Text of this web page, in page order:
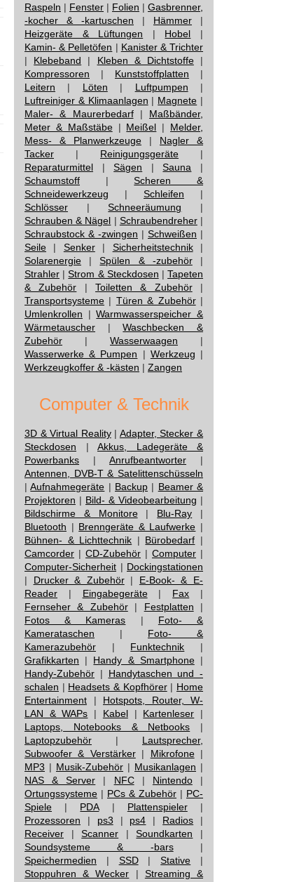
Raspeln | Fenster | Folien | Gasbrenner,
-kocher & -kartuschen | Hämmer |
Heizgeräte & Lüftungen | Hobel |
Kamin- & Pelletöfen | Kanister & Trichter
| Klebeband | Kleben & Dichtstoffe|
Kompressoren | Kunststoffplatten |
Leitern | Löten | Luftpumpen |
Luftreiniger & Klimaanlagen | Magnete |
Maler- & Maurerbedarf| Maßbänder,
Meter & Maßstäbe| Meißel | Melder,
Mess- & Planwerkzeuge | Nagler &
Tacker | Reinigungsgeräte |
Reparaturmittel |Sägen |Sauna |
Schaumstoff |Scheren &
Schneidewerkzeug | Schleifen |
Schlösser |Schneeräumung |
Schrauben & Nägel | Schraubendreher|
Schraubstock & -zwingen | Schweißen |
Seile | Senker| Sicherheitstechnik|
Solarenergie |Spülen & -zubehör|
Strahler |Strom & Steckdosen |Tapeten
& Zubehör |Toiletten & Zubehör|
Transportsysteme | Türen & Zubehör|
Umlenkrollen |Warmwasserspeicher &
Wärmetauscher |Waschbecken &
Zubehör | Wasserwaagen |
Wasserwerke & Pumpen | Werkzeug |
Werkzeugkoffer & -kästen | Zangen
Computer & Technik
3D & Virtual Reality| Adapter, Stecker &
Steckdosen | Akkus, Ladegeräte &
Powerbanks | Anrufbeantworter |
Antennen, DVB-T & Satelittenschüsseln
|Aufnahmegeräte | Backup | Beamer &
Projektoren | Bild- & Videobearbeitung |
Bildschirme & Monitore| Blu-Ray |
Bluetooth | Brenngeräte & Laufwerke |
Bühnen- & Lichttechnik | Bürobedarf |
Camcorder | CD-Zubehör | Computer |
Computer-Sicherheit | Dockingstationen
| Drucker & Zubehör| E-Book- & E-
Reader | Eingabegeräte| Fax |
Fernseher & Zubehör| Festplatten |
Fotos & Kameras | Foto- &
Kamerataschen | Foto- &
Kamerazubehör | Funktechnik |
Grafikkarten | Handy & Smartphone|
Handy-Zubehör | Handytaschen und -
schalen | Headsets & Kopfhörer| Home
Entertainment | Hotspots, Router, W-
LAN & WAPs | Kabel| Kartenleser |
Laptops, Notebooks & Netbooks |
Laptopzubehör | Lautsprecher,
Subwoofer & Verstärker| Mikrofone|
MP3 | Musik-Zubehör | Musikanlagen |
NAS & Server | NFC| Nintendo|
Ortungssysteme | PCs & Zubehör | PC-
Spiele | PDA| Plattenspieler|
Prozessoren | ps3 | ps4 | Radios |
Receiver |Scanner |Soundkarten |
Soundsysteme & -bars|
Speichermedien | SSD|Stative |
Stoppuhren & Wecker | Streaming &